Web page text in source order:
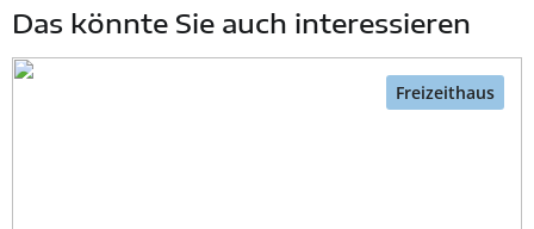
Das könnte Sie auch interessieren
Freizeithaus